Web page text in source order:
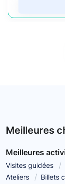
Meilleures
Meilleures
Visites guidées
Ateliers
Billets